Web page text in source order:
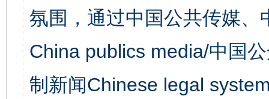
氛围，通过中国公共传媒
China publics media/中国
制新闻Chinese legal